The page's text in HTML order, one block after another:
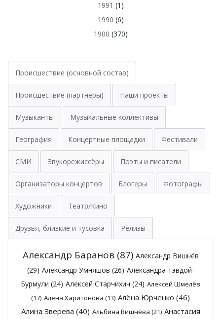
1991 (1)
1990 (6)
1900 (370)
Происшествие (основной состав)
Происшествие (партнёры) Наши проекты
Музыканты Музыкальные коллективы
География Концертные площадки Фестивали
СМИ Звукорежиссёры Поэты и писатели
Организаторы концертов Блогеры Фотографы
Художники Театр/Кино
Друзья, близкие и тусовка Релизы
Александр Баранов(87) Александр Вишнёв
(29) Александр Умняшов (26) Александра Тэвдой-
Бурмули (24) Алексей Старчихин (24) Алексей Шмелёв
(17) Алёна Харитонова (13) Алёна Юрченко (46)
Алина Зверева (40) Альбина Вишнёва (21) Анастасия